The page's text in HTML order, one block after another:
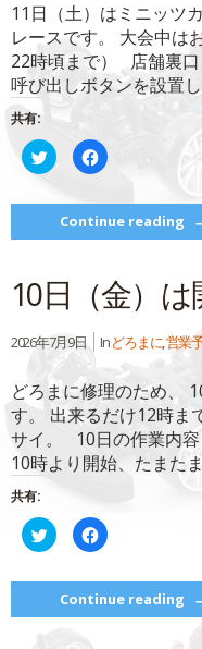
で
開
き
ま
す)
(新
し
ウ
ィ
ン
ド
ウ
き
ま
す)
11日（土）はミニッツ
レースです。 大会中は
22時頃まで） 店舗裏
呼び出しボタンを設置
共有:
ク
リ
し
て
Twitter
で
(新
し
い
ィ
ン
ド
ウ
で
開
き
ま
す)
Facebook
で
す
る
に
は
ッ
ク
し
く
だ
(新
し
い
ウ
ィ
ン
ド
き
ま
す)
Continue reading
10日（金）
2026年7月9日 Inどろまに,営業
どろまに修理のため、
す。 出来るだけ12時ま
サイ。 10日の作業内
10時より開始、たまた
共有:
ク
リ
し
て
Twitter
で
Facebook
で
す
る
に
は
Continue reading